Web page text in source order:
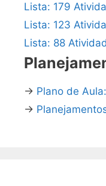
Lista: 179
Lista: 123
Lista: 88
→ Plano de
→